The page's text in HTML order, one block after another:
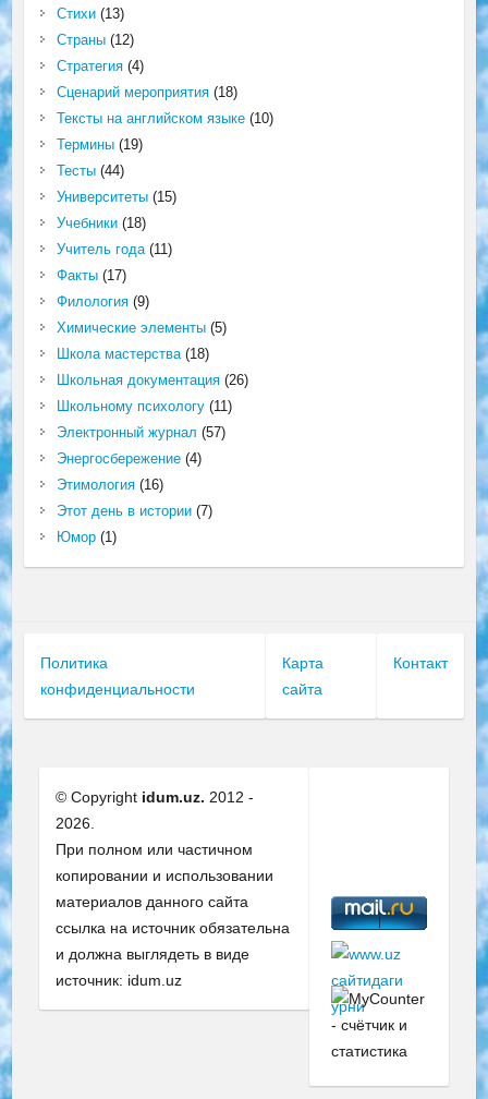
Стихи(13)
Страны(12)
Стратегия(4)
Сценарий мероприятия(18)
Тексты на английском языке(10)
Термины(19)
Тесты(44)
Университеты(15)
Учебники(18)
Учитель года(11)
Факты(17)
Филология(9)
Химические элементы(5)
Школа мастерства(18)
Школьная документация(26)
Школьному психологу(11)
Электронный журнал (57)
Энергосбережение(4)
Этимология(16)
Этот день в истории(7)
Юмор(1)
Политика
конфиденциальности
Карта
сайта
Контакт
© Copyright idum.uz. 2012 -
2026.
При полном или частичном
копировании и использовании
материалов данного сайта
ссылка на источник обязательна
и должна выглядеть в виде
источник: idum.uz